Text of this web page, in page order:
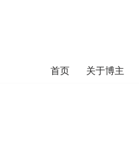
首页 关于博主